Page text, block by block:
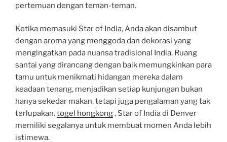
pertemuan dengan teman-teman.
Ketika memasuki Star of India, Anda akan disambut
dengan aroma yang menggoda dan dekorasi yang
mengingatkan pada nuansa tradisional India. Ruang
santai yang dirancang dengan baik memungkinkan para
tamu untuk menikmati hidangan mereka dalam
keadaan tenang, menjadikan setiap kunjungan bukan
hanya sekedar makan, tetapi juga pengalaman yang tak
terlupakan.togel hongkong, Star of India di Denver
memiliki segalanya untuk membuat momen Anda lebih
istimewa.